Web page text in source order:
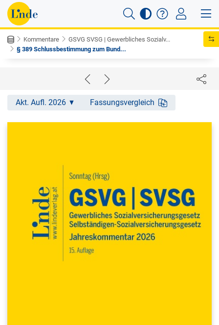
Kommentare
GSVG SVSG | Gewerbliches Sozialv...
§ 389 Schlussbestimmung zum Bund...
Akt. Aufl. 2026 Fassungsvergleich